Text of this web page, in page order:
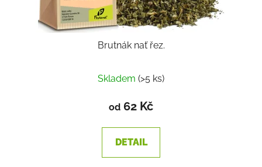
Brutnák nať řez.
Skladem (>5 ks)
od 62 Kč
DETAIL